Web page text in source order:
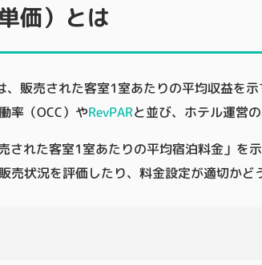
価）とは
、販売された客室1室あたりの平均収益を
率（OCC）やRevPARと並び、ホテル運営
された客室1室あたりの平均宿泊料金 」を
売状況を評価したり、料金設定が適切かど